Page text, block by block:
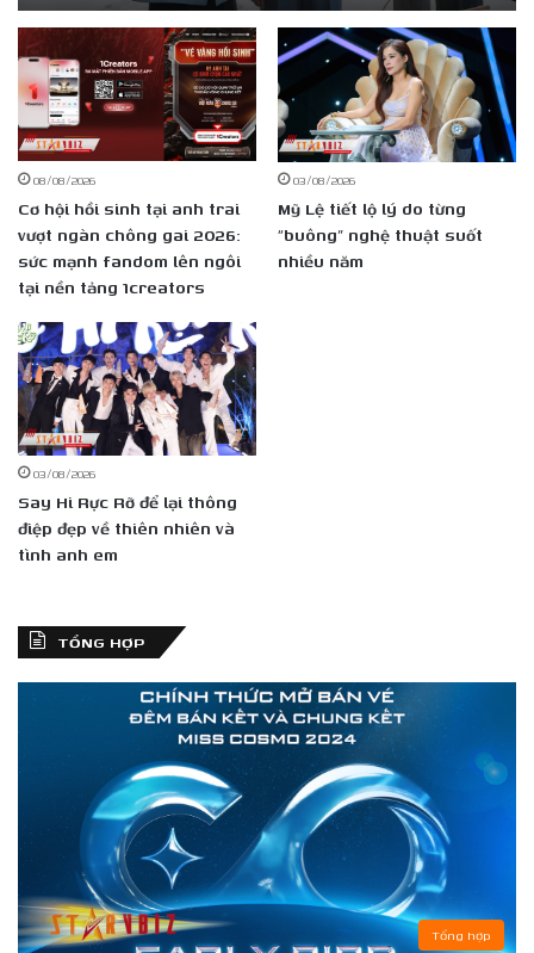
08/08/2026
Cơ hội hồi sinh tại anh trai
vượt ngàn chông gai 2026:
sức mạnh fandom lên ngôi
tại nền tảng 1creators
03/08/2026
Mỹ Lệ tiết lộ lý do từng
“buông” nghệ thuật suốt
nhiều năm
03/08/2026
Say Hi Rực Rỡ để lại thông
điệp đẹp về thiên nhiên và
tình anh em
TỔNG HỢP
Tổng hợp